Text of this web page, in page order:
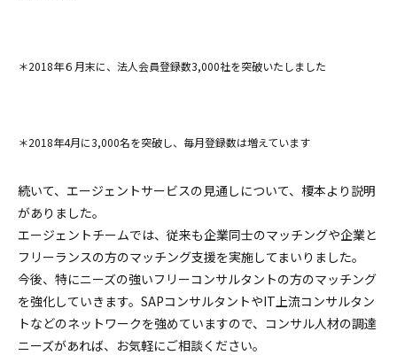
＊2018年６月末に、法人会員登録数3,000社を突破いたしました
＊2018年4月に3,000名を突破し、毎月登録数は増えています
続いて、エージェントサービスの見通しについて、榎本より説明
がありました。
エージェントチームでは、従来も企業同士のマッチングや企業と
フリーランスの方のマッチング支援を実施してまいりました。
今後、特にニーズの強いフリーコンサルタントの方のマッチング
を強化していきます。SAPコンサルタントやIT上流コンサルタン
トなどのネットワークを強めていますので、コンサル人材の調達
ニーズがあれば、お気軽にご相談ください。